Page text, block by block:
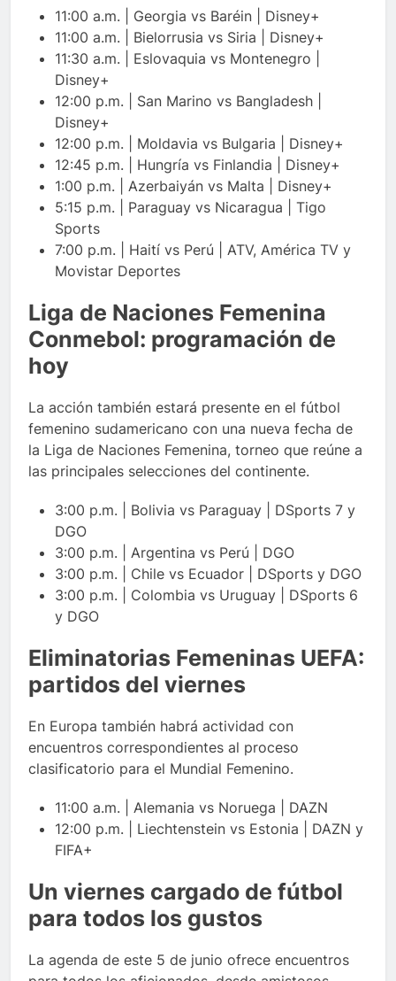
11:00 a.m. | Georgia vs Baréin | Disney+
11:00 a.m. | Bielorrusia vs Siria | Disney+
11:30 a.m. | Eslovaquia vs Montenegro |
Disney+
12:00 p.m. | San Marino vs Bangladesh |
Disney+
12:00 p.m. | Moldavia vs Bulgaria | Disney+
12:45 p.m. | Hungría vs Finlandia | Disney+
1:00 p.m. | Azerbaiyán vs Malta | Disney+
5:15 p.m. | Paraguay vs Nicaragua | Tigo
Sports
7:00 p.m. | Haití vs Perú | ATV, América TV y
Movistar Deportes
Liga de Naciones Femenina
Conmebol: programación de
hoy
La acción también estará presente en el fútbol
femenino sudamericano con una nueva fecha de
la Liga de Naciones Femenina, torneo que reúne a
las principales selecciones del continente.
3:00 p.m. | Bolivia vs Paraguay | DSports 7 y
DGO
3:00 p.m. | Argentina vs Perú | DGO
3:00 p.m. | Chile vs Ecuador | DSports y DGO
3:00 p.m. | Colombia vs Uruguay | DSports 6
y DGO
Eliminatorias Femeninas UEFA:
partidos del viernes
En Europa también habrá actividad con
encuentros correspondientes al proceso
clasificatorio para el Mundial Femenino.
11:00 a.m. | Alemania vs Noruega | DAZN
12:00 p.m. | Liechtenstein vs Estonia | DAZN y
FIFA+
Un viernes cargado de fútbol
para todos los gustos
La agenda de este 5 de junio ofrece encuentros